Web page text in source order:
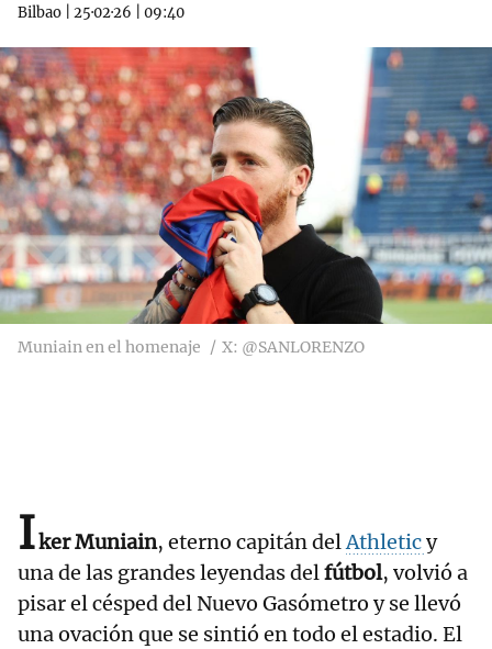
Bilbao 25·02·26 09:40
Muniain en el homenaje X: @SANLORENZO
Iker Muniain, eterno capitán delAthleticy
una de las grandes leyendas delfútbol, volvió a
pisar el césped del Nuevo Gasómetro y se llevó
una ovación que se sintió en todo el estadio. El